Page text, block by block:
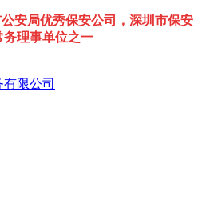
安局优秀保安公司，深圳市保安
理事单位之一